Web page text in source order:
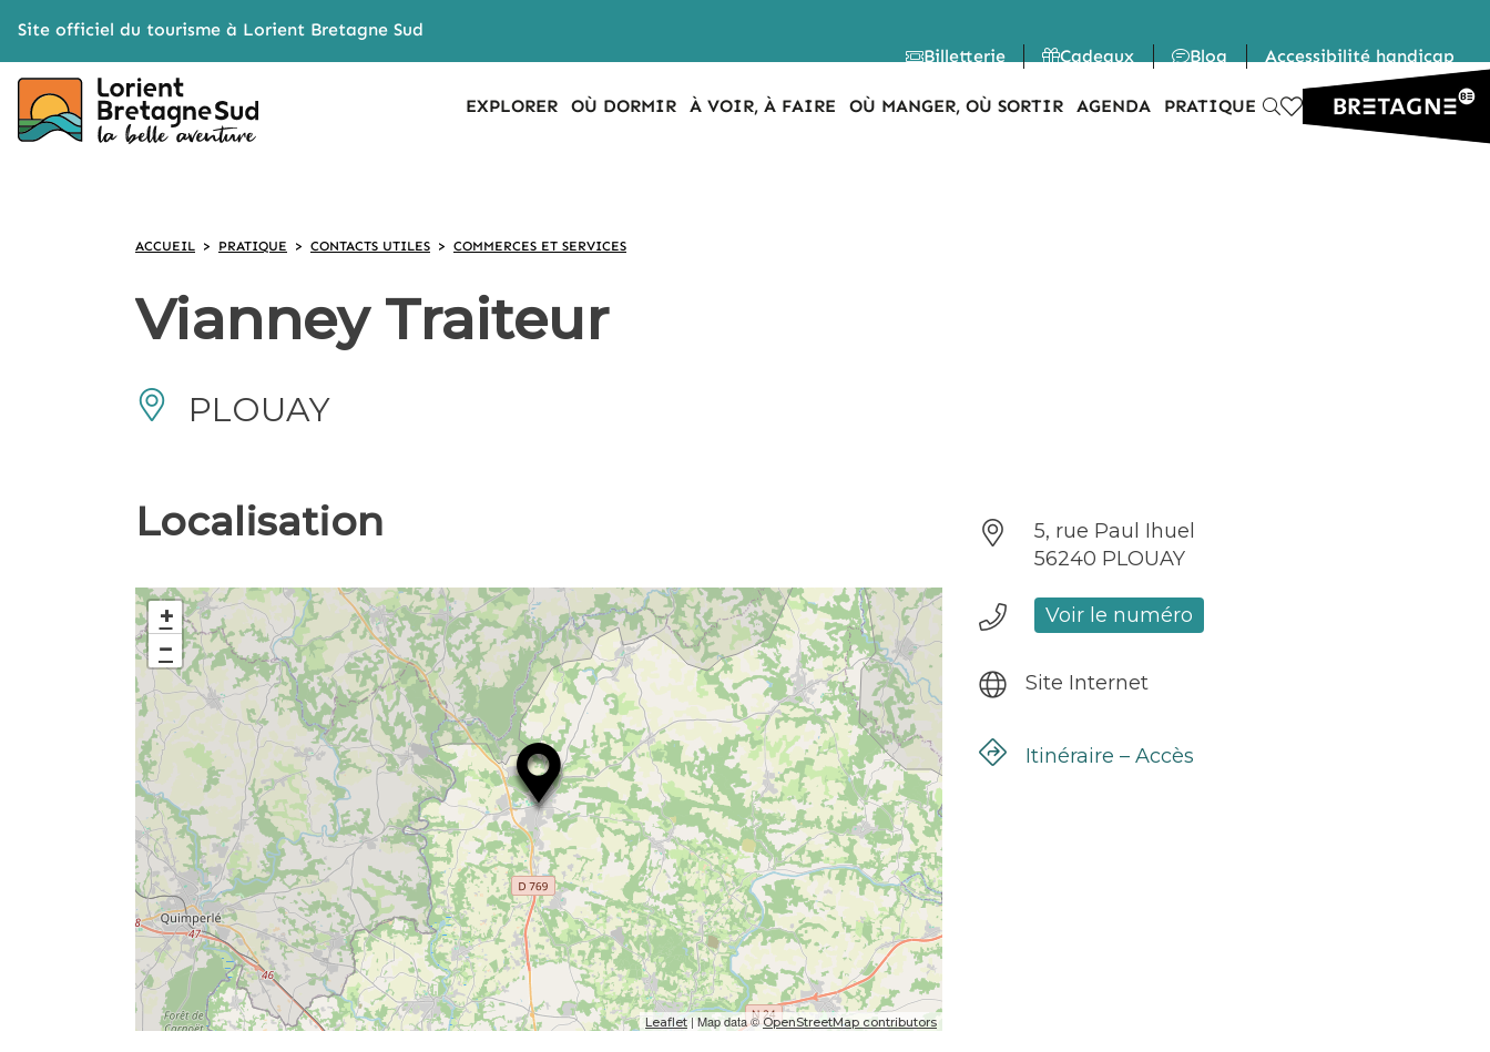
Site officiel du tourisme à Lorient Bretagne Sud
Billetterie
Cadeaux Blog Accessibilité handicap
EXPLORER OÙ DORMIR À VOIR, À FAIRE OÙ MANGER, OÙ SORTIR AGENDA PRATIQUE
ACCUEIL > PRATIQUE > CONTACTS UTILES > COMMERCES ET SERVICES
Vianney Traiteur
PLOUAY
Localisation
+
−
Leaflet | Map data © OpenStreetMap contributors
5, rue Paul Ihuel
56240 PLOUAY
Voir le numéro
Site Internet
Itinéraire – Accès